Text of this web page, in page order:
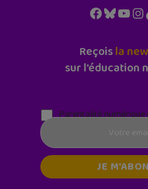
Facebook
Reçoisla
sur l'éducation
Parentalité numérique